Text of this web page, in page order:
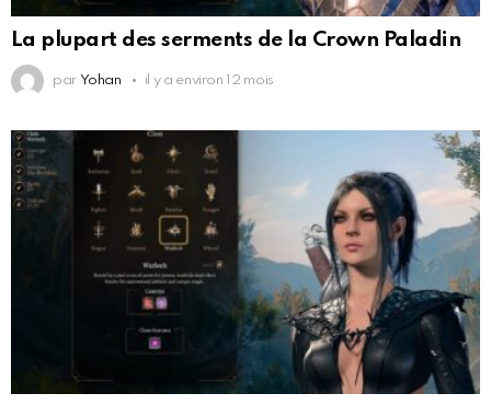
La plupart des serments de la Crown Paladin
par Yohan il y a environ 12 mois